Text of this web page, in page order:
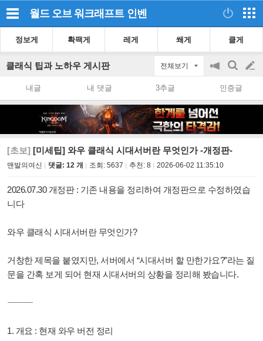
월드 오브 워크래프트 인벤
정보게 확팩게 레게 쐐게 클게
클래식 팁과 노하우 게시판 전체보기
공
on/off
검
색
글
쓰
내글 내 댓글 3추글 인증글
[초보] [미세팁] 와우 클래식 시대서버란 무엇인가 -개정판-
맨발의여신 댓글: 12 개 조회: 5637 추천: 8 2026-06-02 11:35:10
2026.07.30 개정판 : 기존 내용을 정리하여 개정판으로 수정하였습
니다
와우 클래식 시대서버란 무엇인가?
거창한 제목을 붙였지만, 서버에서 “시대서버 할 만한가요?”라는 질
문을 간혹 보게 되어 현재 시대서버의 상황을 정리해 봤습니다.
⸻
1. 개요 : 현재 와우 버전 정리